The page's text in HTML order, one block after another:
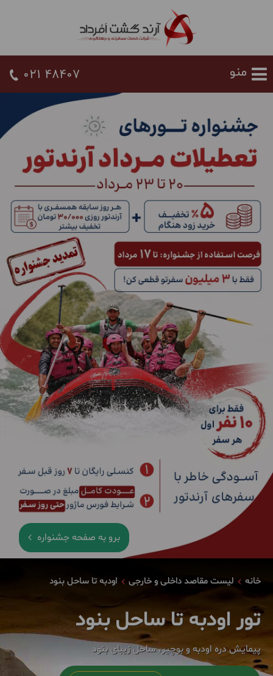
021 48407
برو به صفحه جشنواره
خانه لیست مقاصد داخلی و خارجی اودبه تا ساحل بنود
تور اودبه تا ساحل بنود
پیمایش دره اودبه و بوچیر، ساحل زیبای بنود